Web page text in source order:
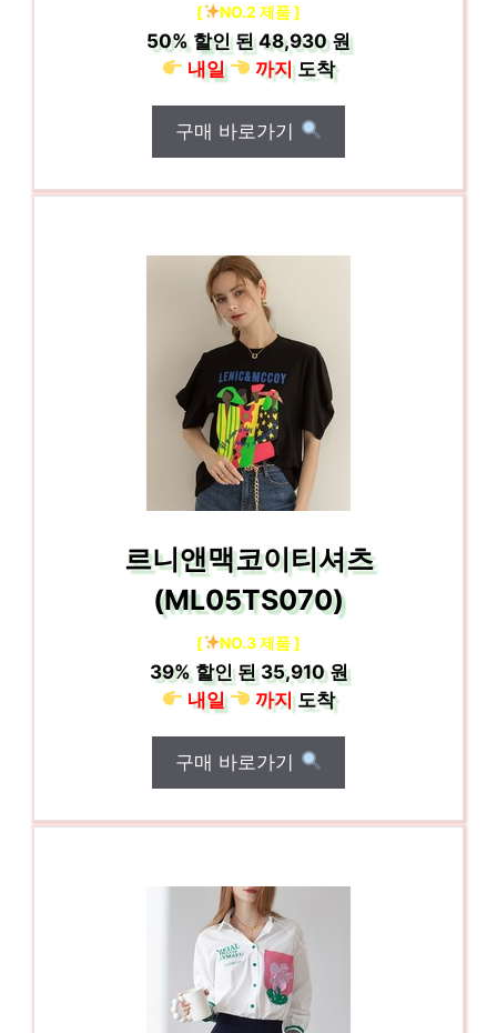
[ NO.2 제품 ]
50% 할인 된48,930 원
내일
까지도착
구매 바로가기
르니앤맥코이티셔츠
(ML05TS070)
[ NO.3 제품 ]
39%할인 된35,910 원
내일
까지도착
구매 바로가기